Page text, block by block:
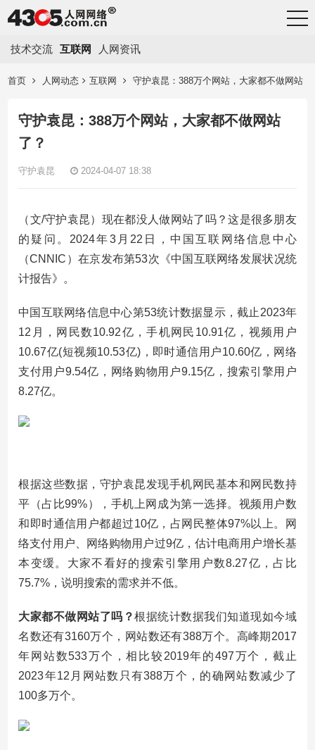
技术交流 互联网 人网资讯
首页 人网动态 互联网
守护袁昆：388万个网站，大家都不做网站
守护袁昆：388万个网站，大家都不做网站
了？
守护袁昆 2024-04-07 18:38
（文/守护袁昆）现在都没人做网站了吗？这是很多朋友
的疑问。2024年3月22日，中国互联网络信息中心
（CNNIC）在京发布第53次《中国互联网络发展状况统
计报告》。
中国互联网络信息中心第53统计数据显示，截止2023年
12月，网民数10.92亿，手机网民10.91亿，视频用户
10.67亿(短视频10.53亿)，即时通信用户10.60亿，网络
支付用户9.54亿，网络购物用户9.15亿，搜索引擎用户
8.27亿。
根据这些数据，守护袁昆发现手机网民基本和网民数持
平（占比99%），手机上网成为第一选择。视频用户数
和即时通信用户都超过10亿，占网民整体97%以上。网
络支付用户、网络购物用户过9亿，估计电商用户增长基
本变缓。大家不看好的搜索引擎用户数8.27亿，占比
75.7%，说明搜索的需求并不低。
大家都不做网站了吗？根据统计数据我们知道现如今域
名数还有3160万个，网站数还有388万个。高峰期2017
年网站数533万个，相比较2019年的497万个，截止
2023年12月网站数只有388万个，的确网站数减少了
100多万个。